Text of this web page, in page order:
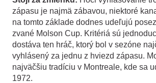
zápasu je najmä zábavou, niektoré
na tomto základe dodnes udeľujú
zvané Molson Cup. Kritériá sú
dostáva ten hráč, ktorý bol v sezóne
vyhlásený za jednu z hviezd zápasu.
najväčšiu tradíciu v Montreale, kde sa
1972.